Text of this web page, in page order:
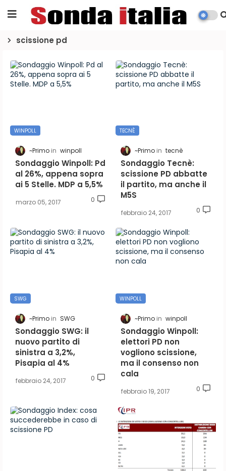
scissione pd
WINPOLL
~Primo winpoll
Sondaggio Winpoll: Pd
al 26%, appena sopra
ai 5 Stelle. MDP a 5,5%
marzo 05, 2017 0
TECNÈ
~Primo tecnè
Sondaggio Tecnè:
scissione PD abbatte
il partito, ma anche il
M5S
febbraio 24, 2017 0
SWG
~Primo SWG
Sondaggio SWG: il
nuovo partito di
sinistra a 3,2%,
Pisapia al 4%
febbraio 24, 2017 0
WINPOLL
~Primo winpoll
Sondaggio Winpoll:
elettori PD non
vogliono scissione,
ma il consenso non
cala
febbraio 19, 2017 0